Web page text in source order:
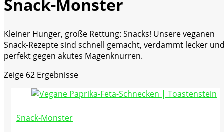
Snack-Monster
Kleiner Hunger, große Rettung: Snacks! Unsere veganen
Snack-Rezepte sind schnell gemacht, verdammt lecker
perfekt gegen akutes Magenknurren.
Zeige 62 Ergebnisse
Snack-Monster